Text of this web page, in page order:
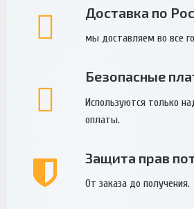
Доставка по
мы доставляем во все
Безопасные
Используются только
оплаты.
Защита прав
От заказа до получения.